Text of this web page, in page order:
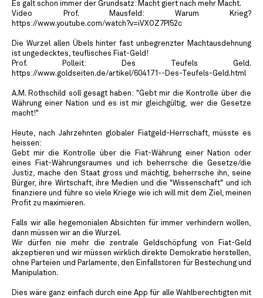
Es galt schon immer der Grundsatz: Macht giert nach mehr Macht.
Video Prof. Mausfeld: Warum Krieg?
https://www.youtube.com/watch?v=iVXOZ7PI52c
Die Wurzel allen Übels hinter fast unbegrenzter Machtausdehnung
ist ungedecktes, teuflisches Fiat-Geld!
Prof. Polleit: Des Teufels Geld.
https://www.goldseiten.de/artikel/604171--Des-Teufels-Geld.html
A.M. Rothschild soll gesagt haben: "Gebt mir die Kontrolle über die
Währung einer Nation und es ist mir gleichgültig, wer die Gesetze
macht!"
Heute, nach Jahrzehnten globaler Fiatgeld-Herrschaft, müsste es
heissen:
Gebt mir die Kontrolle über die Fiat-Währung einer Nation oder
eines Fiat-Währungsraumes und ich beherrsche die Gesetze/die
Justiz, mache den Staat gross und mächtig, beherrsche ihn, seine
Bürger, ihre Wirtschaft, ihre Medien und die "Wissenschaft" und ich
finanziere und führe so viele Kriege wie ich will mit dem Ziel, meinen
Profit zu maximieren.
Falls wir alle hegemonialen Absichten für immer verhindern wollen,
dann müssen wir an die Wurzel.
Wir dürfen nie mehr die zentrale Geldschöpfung von Fiat-Geld
akzeptieren und wir müssen wirklich direkte Demokratie herstellen,
ohne Parteien und Parlamente, den Einfallstoren für Bestechung und
Manipulation.
Dies wäre ganz einfach durch eine App für alle Wahlberechtigten mit